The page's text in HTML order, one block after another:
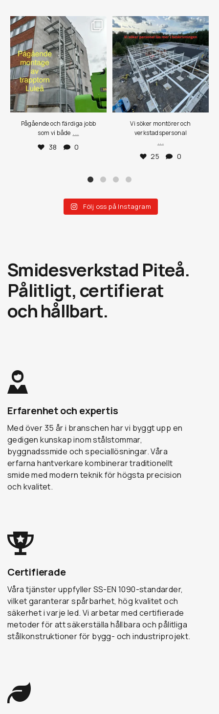
Pågående och färdiga jobb
som vi både ...
38 0
Vi söker montörer och
verkstadspersonal
...
25 0
Följ oss på Instagram
Smidesverkstad Piteå.
Pålitligt, certifierat
och hållbart.
Erfarenhet och expertis
Med över 35 år i branschen har vi byggt upp en
gedigen kunskap inom stålstommar,
byggnadssmide och speciallösningar. Våra
erfarna hantverkare kombinerar traditionellt
smide med modern teknik för högsta precision
och kvalitet.
Certifierade
Våra tjänster uppfyller SS-EN 1090-standarder,
vilket garanterar spårbarhet, hög kvalitet och
säkerhet i varje led. Vi arbetar med certifierade
metoder för att säkerställa hållbara och pålitliga
stålkonstruktioner för bygg- och industriprojekt.